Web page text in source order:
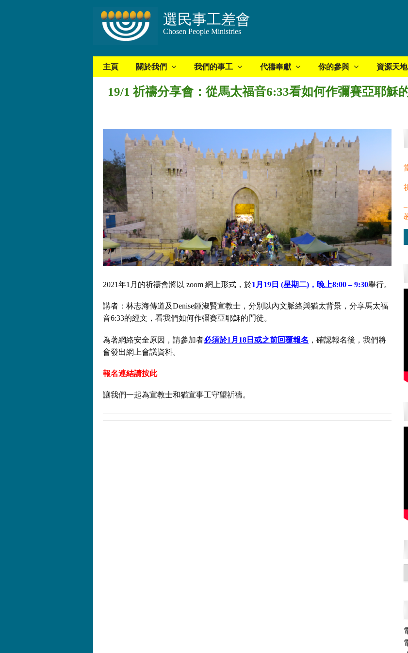
選民事工差會
Chosen People Ministries
主頁 關於我們 我們的事工 代禱奉獻 你的參與 資源天地
19/1 祈禱分享會：從馬太福音6:33看如何作彌賽亞耶穌
2021年1月的祈禱會將以 zoom 網上形式，於1月19日 (星期二)，晚上8:00 – 9:30舉行。
講者：林志海傳道及Denise鍾淑賢宣教士，分別以內文脈絡與猶太背景，分享馬太福
音6:33的經文，看我們如何作彌賽亞耶穌的門徒。
為著網絡安全原因，請參加者必須於1月18日或之前回覆報名 ，確認報名後，我們將
會發出網上會議資料。
報名連結請按此
讓我們一起為宣教士和猶宣事工守望祈禱。